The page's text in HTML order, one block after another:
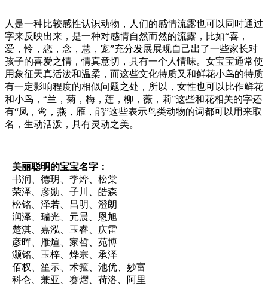
人是一种比较感性认识动物，人们的感情流露也可以同时通过
字来反映出来，是一种对感情自然而然的流露，比如“喜，
爱，怜，恋，念，慧，宠”充分发展展现自己出了一些家长对
孩子的喜爱之情，情真意切，具有一个人情味。女宝宝通常使
用象征天真活泼和温柔，而这些文化特质又和鲜花小鸟的特质
有一定影响程度的相似问题之处，所以，女性也可以比作鲜花
和小鸟，“兰，菊，梅，莲，柳，薇，莉”这些和花相关的字还
有“凤，鸾，燕，雁，鹃”这些表示鸟类动物的词都可以用来取
名，生动活泼，具有灵动之美。
美丽聪明的宝宝名字：
书润、德玥、季烨、松棠
荣泽、彦勋、子川、皓森
松铭、泽若、昌明、澄朗
润泽、瑞光、元晨、恩旭
楚淇、嘉泓、玉睿、庆雷
彦晖、雁煊、家哲、苑博
灏铭、玉梓、烨宗、承泽
佰权、笙示、术箍、池优、妙富
科仑、兼亚、赛熠、荷洛、阿里